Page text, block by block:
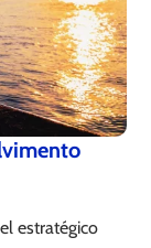
estratégico